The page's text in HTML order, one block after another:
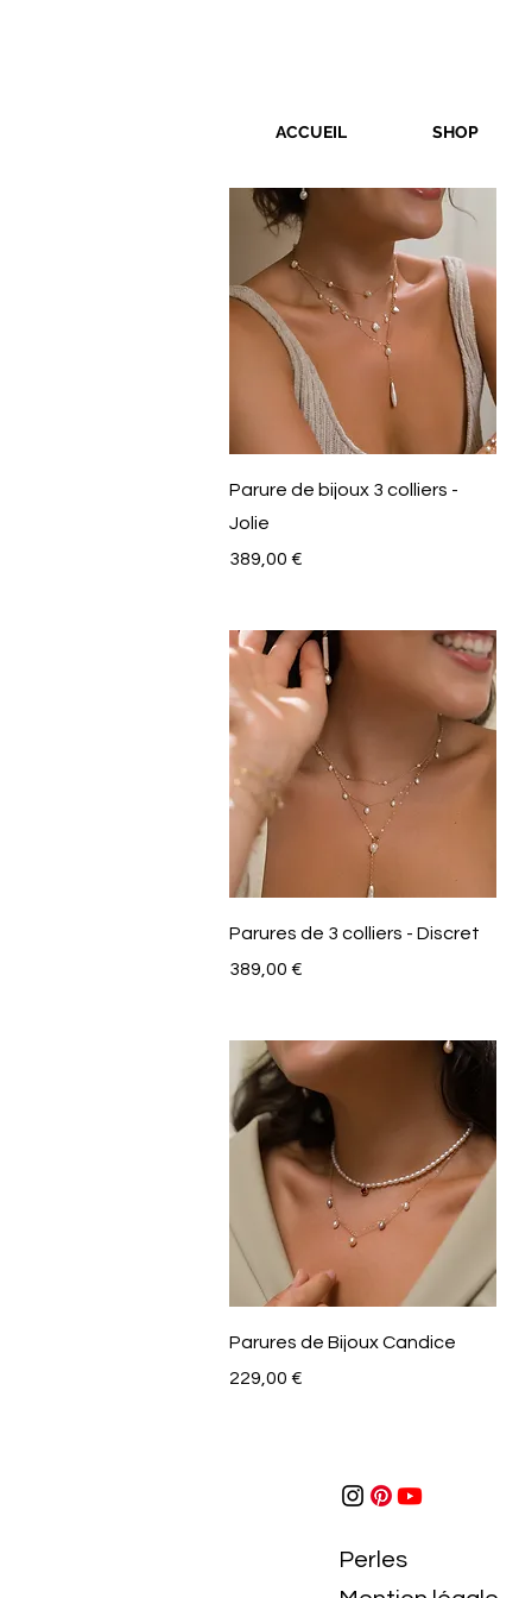
ACCUEIL SHOP
Aperçu rapide
Parure de bijoux 3 colliers -
Jolie
Prix
389,00 €
Aperçu rapide
Parures de 3 colliers - Discret
Prix
389,00 €
Aperçu rapide
Parures de Bijoux Candice
Prix
229,00 €
Perles